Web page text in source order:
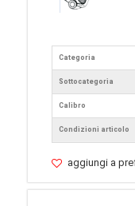
Categoria
Sottocategoria
Calibro
Condizioni articolo
aggiungi a